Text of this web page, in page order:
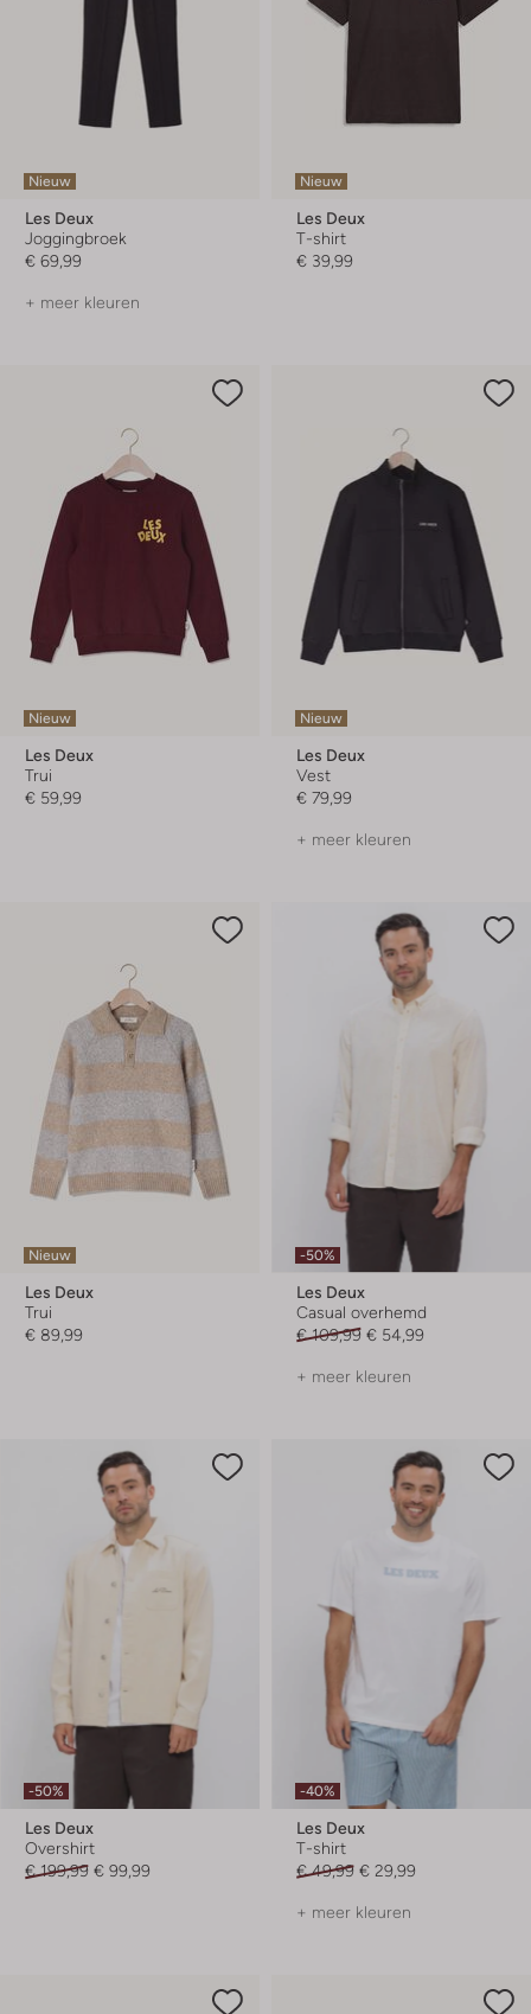
Nieuw
Les Deux
Joggingbroek
€ 69,99
+ meer kleuren
Nieuw
Les Deux
T-shirt
€ 39,99
Nieuw
Les Deux
Trui
€ 59,99
Nieuw
Les Deux
Vest
€ 79,99
+ meer kleuren
Nieuw
Les Deux
Trui
€ 89,99
-50%
Les Deux
Casual overhemd
€ 109,99 € 54,99
+ meer kleuren
-50%
Les Deux
Overshirt
€ 199,99 € 99,99
-40%
Les Deux
T-shirt
€ 49,99 € 29,99
+ meer kleuren